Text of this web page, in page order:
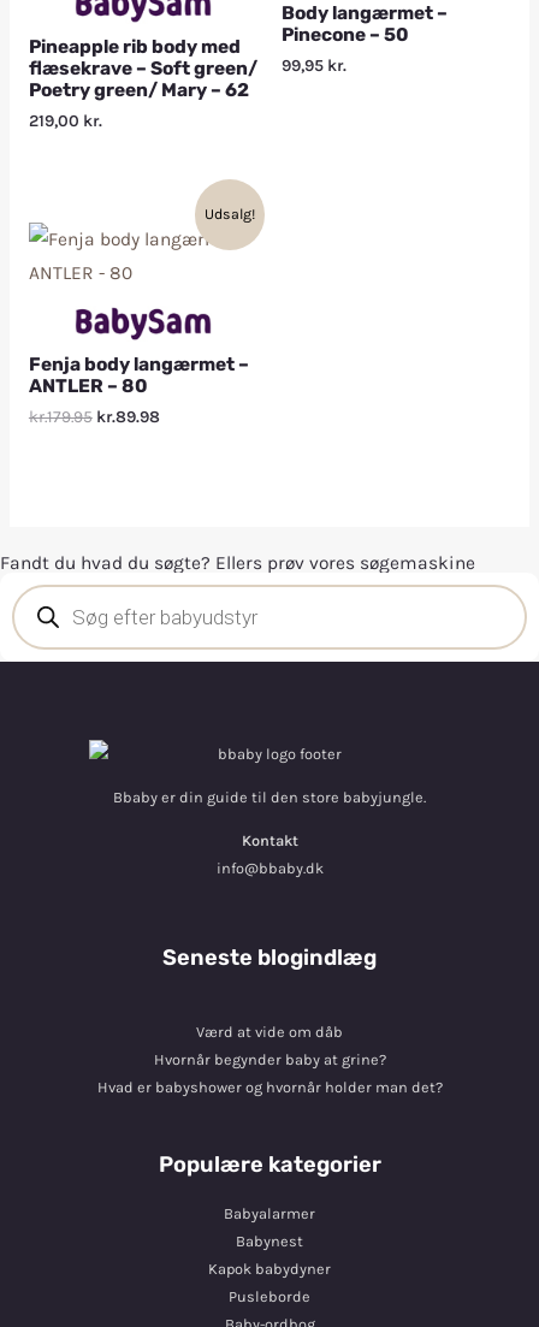
Pineapple rib body med
flæsekrave – Soft green/
Poetry green/ Mary – 62
219,00 kr.
Body langærmet –
Pinecone – 50
99,95 kr.
Udsalg!
Fenja body langærmet –
ANTLER – 80
kr.179.95 kr.89.98
Fandt du hvad du søgte? Ellers prøv vores søgemaskine
Bbaby er din guide til den store babyjungle.
Kontakt
info@bbaby.dk
Seneste blogindlæg
Værd at vide om dåb
Hvornår begynder baby at grine?
Hvad er babyshower og hvornår holder man det?
Populære kategorier
Babyalarmer
Babynest
Kapok babydyner
Pusleborde